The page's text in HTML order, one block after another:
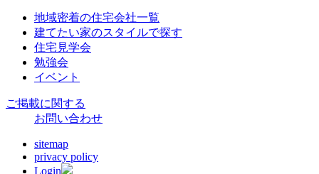
地域密着の住宅会社一覧
建てたい家のスタイルで探す
住宅見学会
勉強会
イベント
ご掲載に関する
お問い合わせ
sitemap
privacy policy
Login